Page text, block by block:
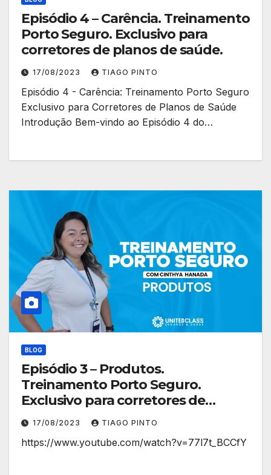
Episódio 4 – Carência. Treinamento
Porto Seguro. Exclusivo para
corretores de planos de saúde.
17/08/2023 TIAGO PINTO
Episódio 4 - Carência: Treinamento Porto Seguro
Exclusivo para Corretores de Planos de Saúde
Introdução Bem-vindo ao Episódio 4 do…
BLOG
Episódio 3 – Produtos.
Treinamento Porto Seguro.
Exclusivo para corretores de
planos de saúde.
17/08/2023 TIAGO PINTO
https://www.youtube.com/watch?v=77l7t_BCCfY